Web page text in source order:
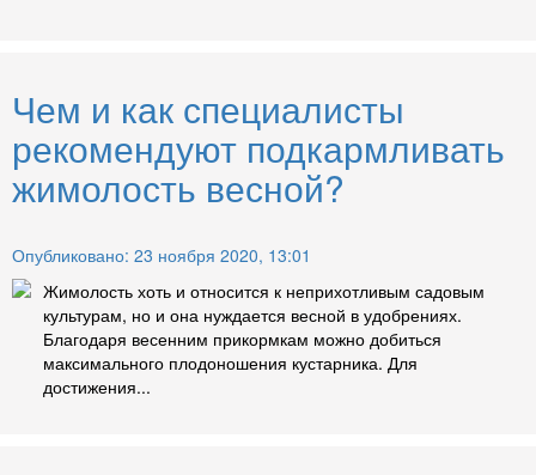
Чем и как специалисты
рекомендуют подкармливать
жимолость весной?
Опубликовано: 23 ноября 2020, 13:01
Жимолость хоть и относится к неприхотливым садовым
культурам, но и она нуждается весной в удобрениях.
Благодаря весенним прикормкам можно добиться
максимального плодоношения кустарника. Для
достижения...